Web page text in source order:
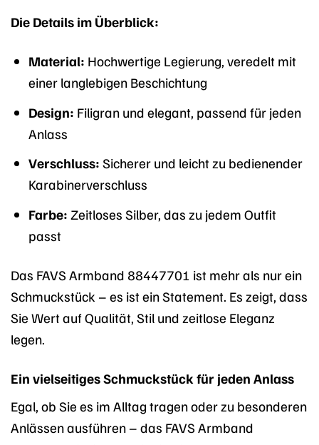
Die Details im Überblick:
Material: Hochwertige Legierung, veredelt mit
einer langlebigen Beschichtung
Design: Filigran und elegant, passend für jeden
Anlass
Verschluss: Sicherer und leicht zu bedienender
Karabinerverschluss
Farbe: Zeitloses Silber, das zu jedem Outfit
passt
Das FAVS Armband 88447701 ist mehr als nur ein
Schmuckstück – es ist ein Statement. Es zeigt, dass
Sie Wert auf Qualität, Stil und zeitlose Eleganz
legen.
Ein vielseitiges Schmuckstück für jeden Anlass
Egal, ob Sie es im Alltag tragen oder zu besonderen
Anlässen ausführen – das FAVS Armband